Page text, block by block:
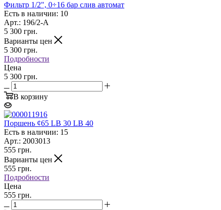
Фильтр 1/2", 0÷16 бар слив автомат
Есть в наличии: 10
Арт.: 196/2-A
5 300 грн.
Варианты цен
5 300 грн.
Подробности
Цена
5 300 грн.
В корзину
Поршень ¢65 LB 30 LB 40
Есть в наличии: 15
Арт.: 2003013
555 грн.
Варианты цен
555 грн.
Подробности
Цена
555 грн.